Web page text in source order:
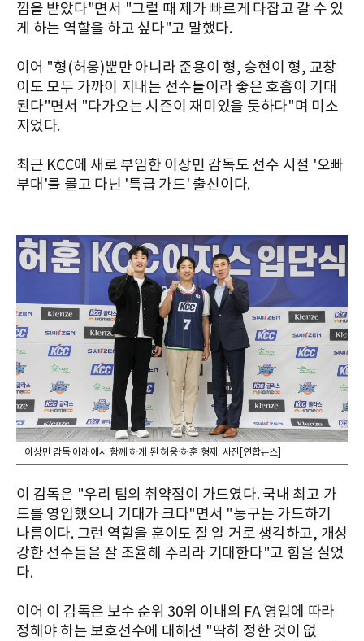
낌을 받았다"면서 "그럴 때 제가 빠르게 다잡고 갈 수 있
게 하는 역할을 하고 싶다"고 말했다.
이어 "형(허웅)뿐만 아니라 준용이 형, 승현이 형, 교창
이도 모두 가까이 지내는 선수들이라 좋은 호흡이 기대
된다"면서 "다가오는 시즌이 재미있을 듯하다"며 미소
지었다.
최근 KCC에 새로 부임한 이상민 감독도 선수 시절 '오빠
부대'를 몰고 다닌 '특급 가드' 출신이다.
이상민 감독 아래에서 함께 하게 된 허웅·허훈 형제. 사진[연합뉴스]
이 감독은 "우리 팀의 취약점이 가드였다. 국내 최고 가
드를 영입했으니 기대가 크다"면서 "농구는 가드하기
나름이다. 그런 역할을 훈이도 잘 알 거로 생각하고, 개성
강한 선수들을 잘 조율해 주리라 기대한다"고 힘을 실었
다.
이어 이 감독은 보수 순위 30위 이내의 FA 영입에 따라
정해야 하는 보호선수에 대해선 "딱히 정한 것이 없